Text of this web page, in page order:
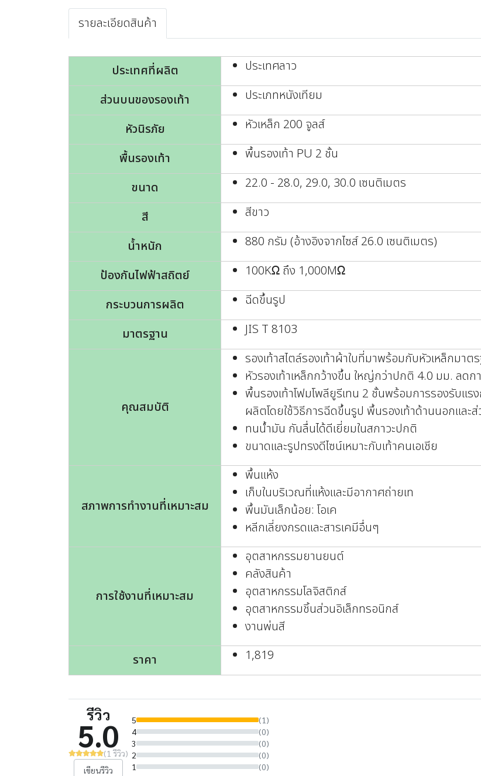
รายละเอียดสินค้า
ประเทศที่ผลิต
ประเทศลาว
ส่วนบนของรองเท้า
ประเภทหนังเทียม
หัวนิรภัย
หัวเหล็ก 200 จูลส์
พื้นรองเท้า
พื้นรองเท้า PU 2 ชั้น
ขนาด
22.0 - 28.0, 29.0, 30.0 เซนติเมตร
สี
สีขาว
น้ำหนัก
880 กรัม (อ้างอิงจากไซส์ 26.0 เซนติเมตร)
ป้องกันไฟฟ้าสถิตย์
100KΩ ถึง 1,000MΩ
กระบวนการผลิต
ฉีดขึ้นรูป
มาตรฐาน
JIS T 8103
คุณสมบัติ
รองเท้าสไตล์รองเท้าผ้าใบที่มาพร้อมกับหัวเหล็กมาต
หัวรองเท้าเหล็กกว้างขึ้น ใหญ่กว่าปกติ 4.0 มม. ลดก
พื้นรองเท้าโฟมโพลียูรีเทน 2 ชั้นพร้อมการรองรับแร
ผลิตโดยใช้วิธีการฉีดขึ้นรูป พื้นรองเท้าด้านนอกและ
ทนน้ำมัน กันลื่นได้ดีเยี่ยมในสภาวะปกติ
ขนาดและรูปทรงดีไซน์เหมาะกับเท้าคนเอเชีย
สภาพการทำงานที่เหมาะสม
พื้นแห้ง
เก็บในบริเวณที่แห้งและมีอากาศถ่ายเท
พื้นมันเล็กน้อย: โอเค
หลีกเลี่ยงกรดและสารเคมีอื่นๆ
การใช้งานที่เหมาะสม
อุตสาหกรรมยานยนต์
คลังสินค้า
อุตสาหกรรมโลจิสติกส์
อุตสาหกรรมชิ้นส่วนอิเล็กทรอนิกส์
งานพ่นสี
ราคา
1,819
รีวิว
5.0
(1 รีวิว)
เขียนรีวิว
1 (0)
2 (0)
3 (0)
4 (0)
5 (1)